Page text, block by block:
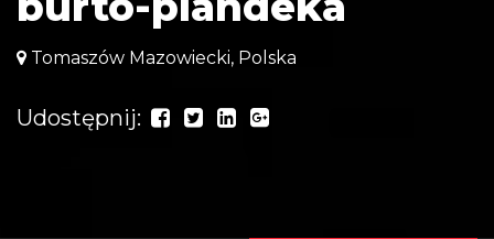
Tomaszów Mazowiecki, Polska
Udostępnij: